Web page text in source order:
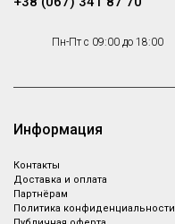
Пн-Пт с 09:00 до 18:00
Информация
Контакты
Доставка и оплата
Партнёрам
Политика конфиденциальности